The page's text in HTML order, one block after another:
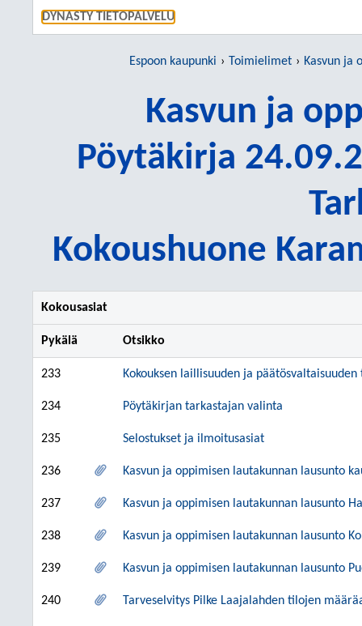
DYNASTY TIETOPALVELU
Espoon kaupunki Toimielimet Kasvun ja
Kasvun ja
Pöytäkirja
Kokoushuone
Kokousasiat
Pykälä Otsikko
233 Kokouksen laillisuuden ja
234 Pöytäkirjan tarkastajan valinta
235 Selostukset ja ilmoitusasiat
236 Kasvun ja oppimisen lautakunnan lausunto
237 Kasvun ja oppimisen lautakunnan lausunto
238 Kasvun ja oppimisen lautakunnan lausunto
239 Kasvun ja oppimisen lautakunnan lausunto
240 Tarveselvitys Pilke Laajalahden tilojen